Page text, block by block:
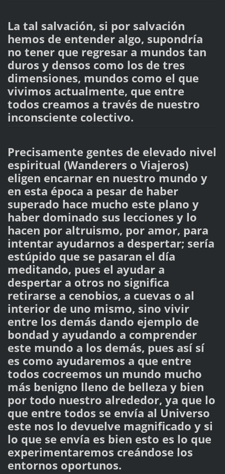
La tal salvación, si por salvación
hemos de entender algo, supondría
no tener que regresar a mundos tan
duros y densos como los de tres
dimensiones, mundos como el que
vivimos actualmente, que entre
todos creamos a través de nuestro
inconsciente colectivo.
Precisamente gentes de elevado nivel
espiritual (Wanderers o Viajeros)
eligen encarnar en nuestro mundo y
en esta época a pesar de haber
superado hace mucho este plano y
haber dominado sus lecciones y lo
hacen por altruismo, por amor, para
intentar ayudarnos a despertar; sería
estúpido que se pasaran el día
meditando, pues el ayudar a
despertar a otros no significa
retirarse a cenobios, a cuevas o al
interior de uno mismo, sino vivir
entre los demás dando ejemplo de
bondad y ayudando a comprender
este mundo a los demás, pues así sí
es como ayudaremos a que entre
todos cocreemos un mundo mucho
más benigno lleno de belleza y bien
por todo nuestro alrededor, ya que lo
que entre todos se envía al Universo
este nos lo devuelve magnificado y si
lo que se envía es bien esto es lo que
experimentaremos creándose los
entornos oportunos.